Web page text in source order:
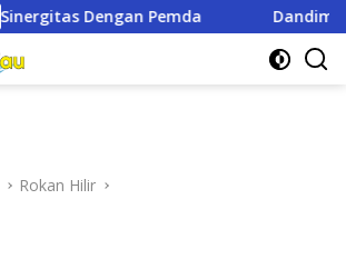
Dandim 0321/Rohil Dampingi Irdam XIX/TT
Rokan Hilir